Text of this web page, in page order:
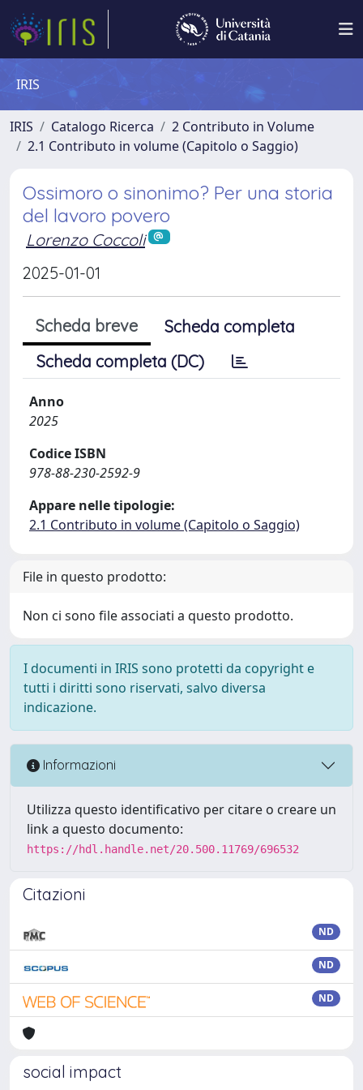
IRIS
IRIS Catalogo Ricerca
2 Contributo in Volume
2.1 Contributo in volume (Capitolo o Saggio)
Ossimoro o sinonimo? Per una storia
del lavoro povero
Lorenzo Coccoli
2025-01-01
Scheda breve
Scheda completa
Scheda completa (DC)
Anno
2025
Codice ISBN
978-88-230-2592-9
Appare nelle tipologie:
2.1 Contributo in volume (Capitolo o Saggio)
File in questo prodotto:
Non ci sono file associati a questo prodotto.
I documenti in IRIS sono protetti da copyright e
tutti i diritti sono riservati, salvo diversa
indicazione.
Informazioni
Utilizza questo identificativo per citare o creare un
link a questo documento:
https://hdl.handle.net/20.500.11769/696532
Citazioni
ND
ND
ND
social impact